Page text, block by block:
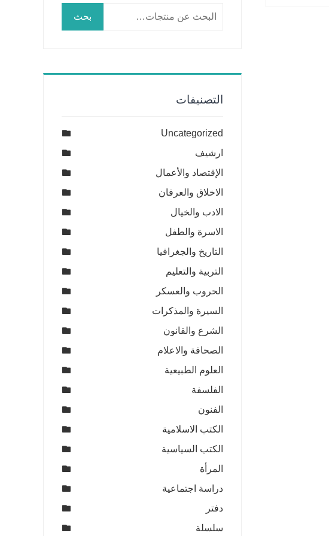
بحث
التصنيفات
Uncategorized
ارشيف
الإقتصاد والأعمال
الاخلاق والعرفان
الادب والخيال
الاسرة والطفل
التاريخ والجغرافيا
التربية والتعليم
الحروب والعسكر
السيرة والمذكرات
الشرع والقانون
الصحافة والاعلام
العلوم الطبيعية
الفلسفة
الفنون
الكتب الاسلامية
الكتب السياسية
المرأة
دراسة اجتماعية
دفتر
سلسلة